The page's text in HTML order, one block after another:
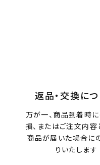
返品・交換に
万が一、商品到着時
損、またはご注文内
商品が届いた場合に
りいたします